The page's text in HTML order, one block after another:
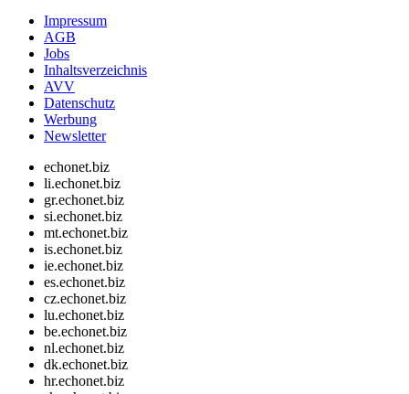
Impressum
AGB
Jobs
Inhaltsverzeichnis
AVV
Datenschutz
Werbung
Newsletter
echonet.biz
li.echonet.biz
gr.echonet.biz
si.echonet.biz
mt.echonet.biz
is.echonet.biz
ie.echonet.biz
es.echonet.biz
cz.echonet.biz
lu.echonet.biz
be.echonet.biz
nl.echonet.biz
dk.echonet.biz
hr.echonet.biz